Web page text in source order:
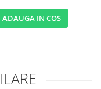
ADAUGA IN COS